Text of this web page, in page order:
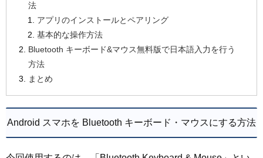
法
アプリのインストールとペアリング
基本的な操作方法
Bluetooth キーボード&マウス無料版で日本語入力を行う
方法
まとめ
Android スマホを Bluetooth キーボード・マウスにする方法